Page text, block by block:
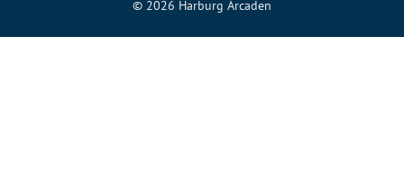
© 2026 Harburg Arcaden